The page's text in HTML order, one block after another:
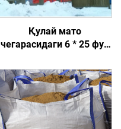
Қулай мато
чегарасидаги 6 * 25 фут
терминатор пуштининг
иштирокида ишланган